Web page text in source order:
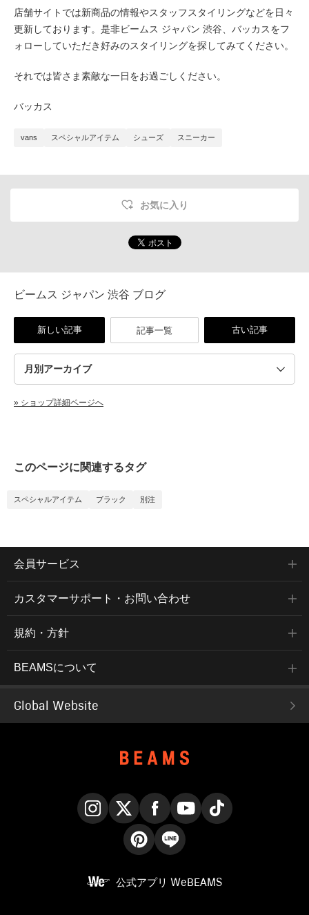
店舗サイトでは新商品の情報やスタッフスタイリングなどを日々
更新しております。是非ビームス ジャパン 渋谷、バッカスをフ
ォローしていただき好みのスタイリングを探してみてください。
それでは皆さま素敵な一日をお過ごしください。
バッカス
vans スペシャルアイテム シューズ スニーカー
お気に入り
ビームス ジャパン 渋谷 ブログ
新しい記事 記事一覧 古い記事
» ショップ詳細ページへ
このページに関連するタグ
スペシャルアイテム ブラック 別注
会員サービス
カスタマーサポート・お問い合わせ
規約・方針
BEAMSについて
Global Website
公式アプリ WeBEAMS